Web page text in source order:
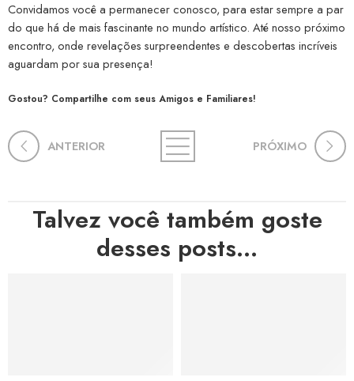
Convidamos você a permanecer conosco, para estar sempre a par
do que há de mais fascinante no mundo artístico. Até nosso próximo
encontro, onde revelações surpreendentes e descobertas incríveis
aguardam por sua presença!
Gostou? Compartilhe com seus Amigos e Familiares!
ANTERIOR PRÓXIMO
Talvez você também goste
desses posts...